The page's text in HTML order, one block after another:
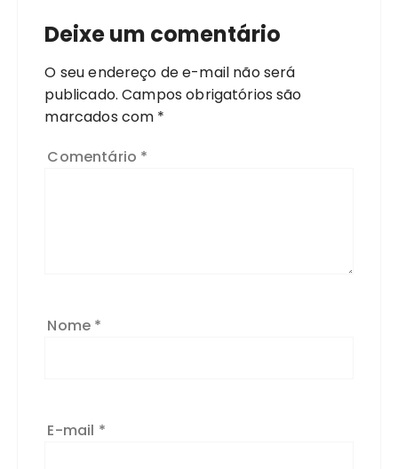
Deixe um comentário
O seu endereço de e-mail não será
publicado. Campos obrigatórios são
marcados com *
Comentário *
Nome *
E-mail *